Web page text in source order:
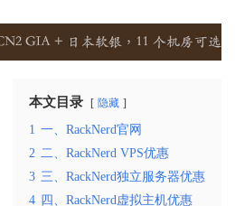
本文目录 隐藏
1 一、RackNerd官网
2 二、RackNerd VPS优惠
3 三、RackNerd独立服务器优惠
4 四、RackNerd虚拟主机优惠